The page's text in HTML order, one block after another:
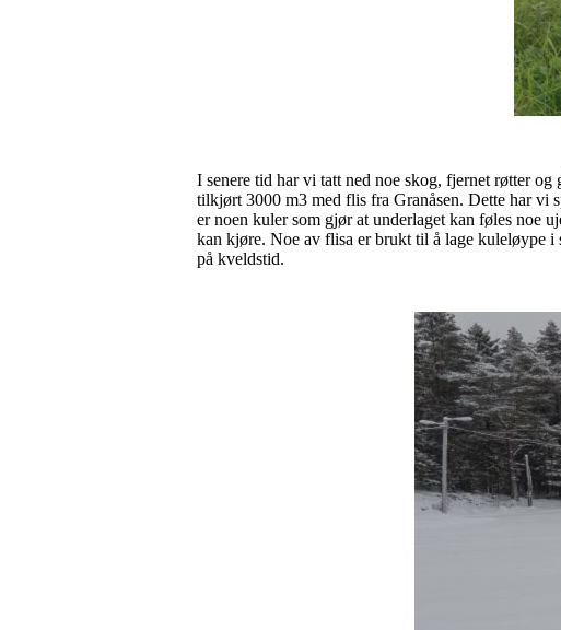
I senere tid har vi tatt ned noe skog, fjernet røtter
tilkjørt 3000 m3 med flis fra Granåsen. Dette har vi
er noen kuler som gjør at underlaget kan føles noe
kan kjøre. Noe av flisa er brukt til å lage kuleløype i
på kveldstid.